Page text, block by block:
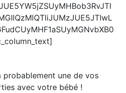
probablement une de vos
avec votre bébé !